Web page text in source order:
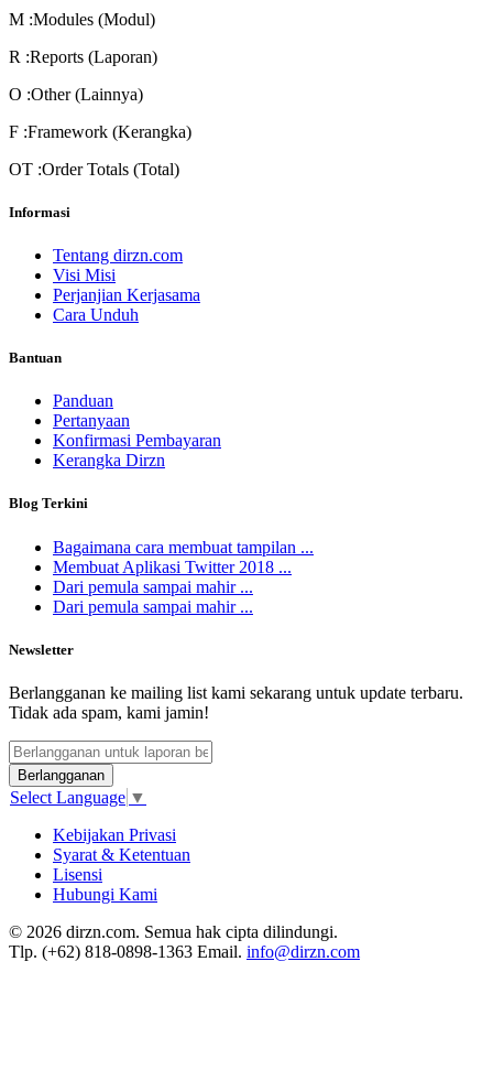
M :Modules (Modul)
R :Reports (Laporan)
O :Other (Lainnya)
F :Framework (Kerangka)
OT :Order Totals (Total)
Informasi
Tentang dirzn.com
Visi Misi
Perjanjian Kerjasama
Cara Unduh
Bantuan
Panduan
Pertanyaan
Konfirmasi Pembayaran
Kerangka Dirzn
Blog Terkini
Bagaimana cara membuat tampilan ...
Membuat Aplikasi Twitter 2018 ...
Dari pemula sampai mahir ...
Dari pemula sampai mahir ...
Newsletter
Berlangganan ke mailing list kami sekarang untuk update terbaru.
Tidak ada spam, kami jamin!
Berlangganan
Select Language ▼
Kebijakan Privasi
Syarat & Ketentuan
Lisensi
Hubungi Kami
© 2026 dirzn.com. Semua hak cipta dilindungi.
Tlp. (+62) 818-0898-1363 Email. info@dirzn.com